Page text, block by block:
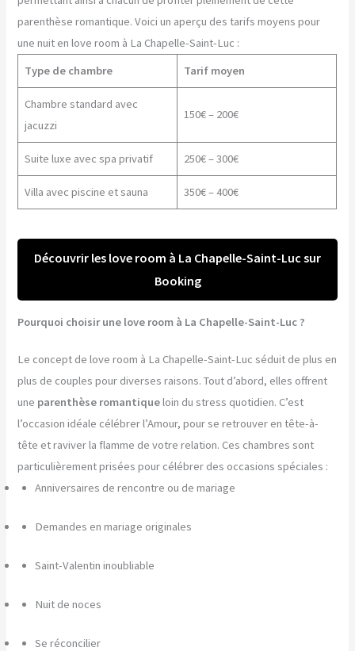
parenthèse romantique. Voici un aperçu des tarifs moyens pour
une nuit en love room à La Chapelle-Saint-Luc :
Type de chambre
Tarif moyen
Chambre standard avec
jacuzzi
150€ – 200€
Suite luxe avec spa privatif 250€ – 300€
Villa avec piscine et sauna 350€ – 400€
Découvrir les love room à La Chapelle-Saint-Luc sur
Booking
Pourquoi choisir une love room à La Chapelle-Saint-Luc ?
Le concept de love room à La Chapelle-Saint-Luc séduit de plus en
plus de couples pour diverses raisons. Tout d’abord, elles offrent
une parenthèse romantiqueloin du stress quotidien. C’est
l’occasion idéale célébrer l’Amour, pour se retrouver en tête-à-
tête et raviver la flamme de votre relation. Ces chambres sont
particulièrement prisées pour célébrer des occasions spéciales :
Anniversaires de rencontre ou de mariage
Demandes en mariage originales
Saint-Valentin inoubliable
Nuit de noces
Se réconcilier